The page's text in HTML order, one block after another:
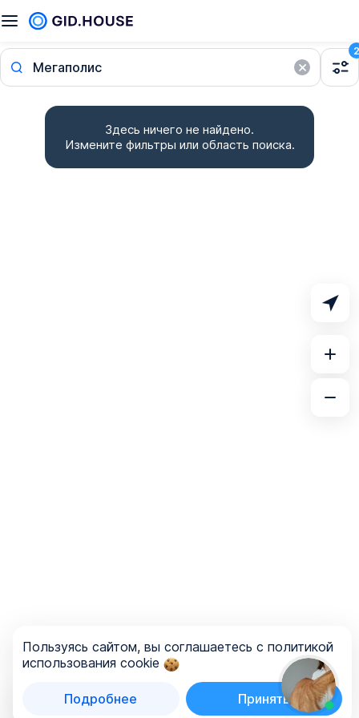
Мегаполис
2
Список
Здесь ничего не найдено.
Измените фильтры или область поиска.
Пользуясь сайтом, вы соглашаетесь с политикой
использования cookie
Подробнее Принять